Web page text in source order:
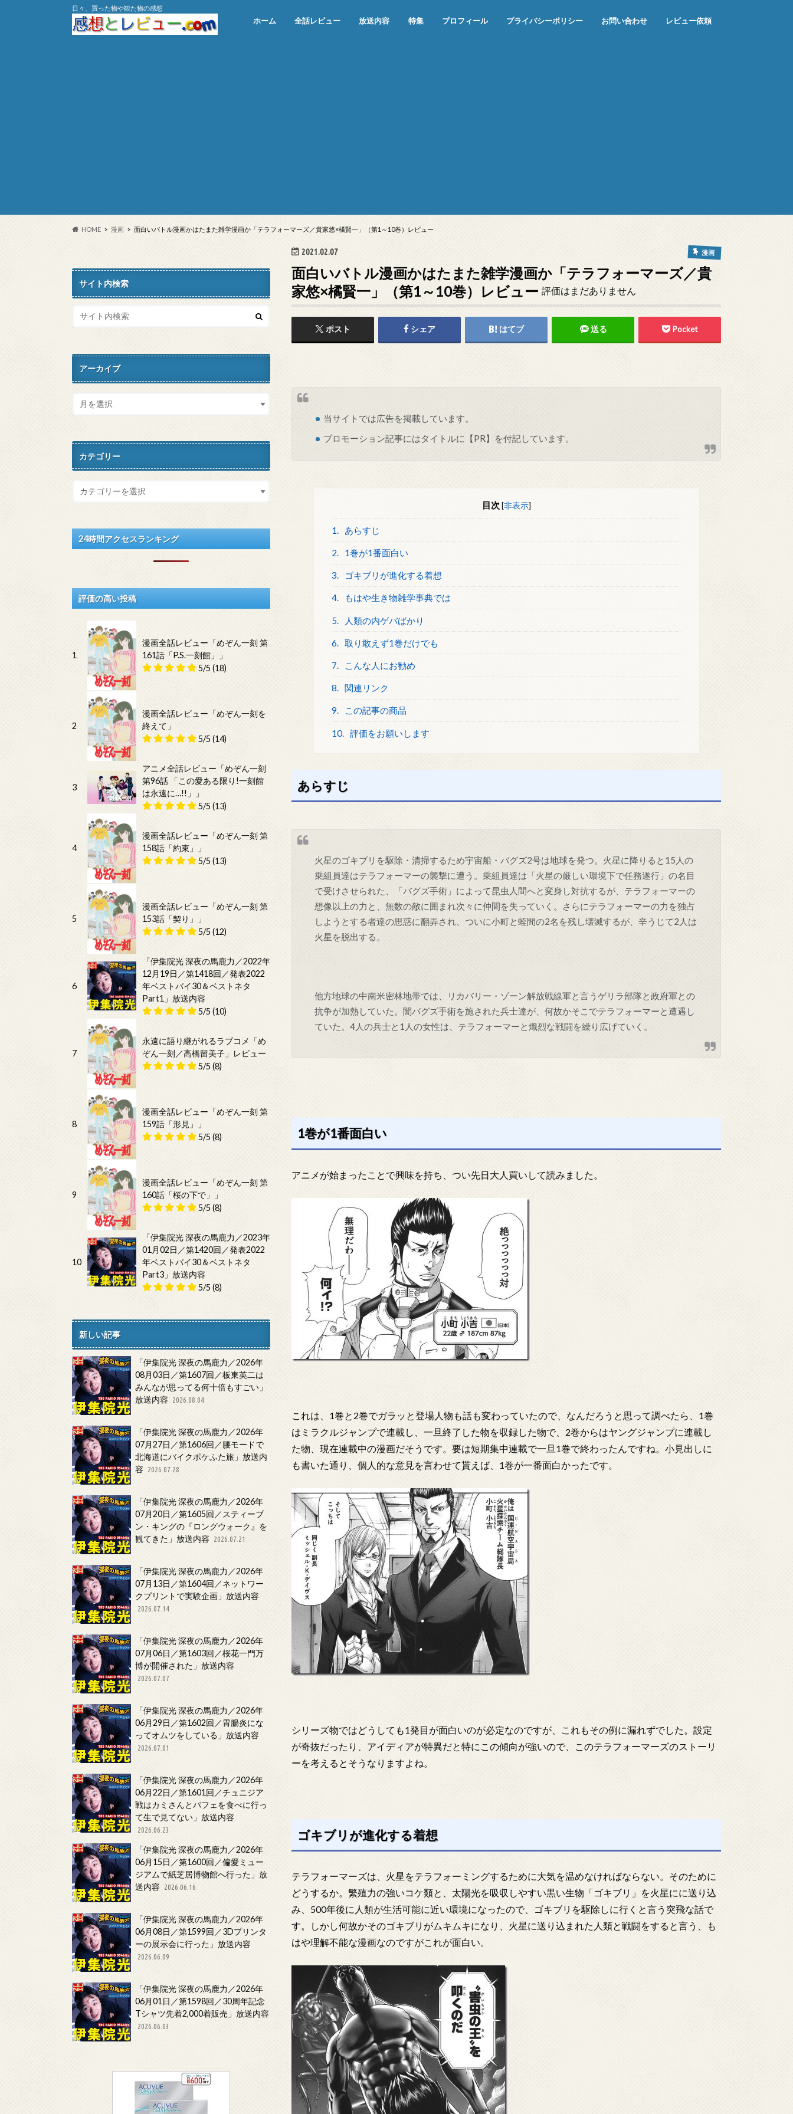
日々、買った物や観た物の感想
ホーム 全話レビュー 放送内容 特集 プロフィール プライバシーポリシー お問い合わせ レビュー依頼
HOME 漫画 面白いバトル漫画かはたまた雑学漫画か「テラフォーマーズ／貴家悠×橘賢一」（第1～10巻）レビュー
2021.02.07 漫画
面白いバトル漫画かはたまた雑学漫画か「テラフォーマーズ／貴
家悠×橘賢一」（第1～10巻）レビュー 評価はまだありません
ポスト シェア はてブ 送る Pocket
当サイトでは広告を掲載しています。
プロモーション記事にはタイトルに【PR】を付記しています。
目次 [非表示]
1. あらすじ
2. 1巻が1番面白い
3. ゴキブリが進化する着想
4. もはや生き物雑学事典では
5. 人類の内ゲバばかり
6. 取り敢えず1巻だけでも
7. こんな人にお勧め
8. 関連リンク
9. この記事の商品
10. 評価をお願いします
あらすじ
火星のゴキブリを駆除・清掃するため宇宙船・バグズ2号は地球を発つ。火星に降りると15人の
乗組員達はテラフォーマーの襲撃に遭う。乗組員達は「火星の厳しい環境下で任務遂行」の名目
で受けさせられた、「バグズ手術」によって昆虫人間へと変身し対抗するが、テラフォーマーの
想像以上の力と、無数の敵に囲まれ次々に仲間を失っていく。さらにテラフォーマーの力を独占
しようとする者達の思惑に翻弄され、ついに小町と蛭間の2名を残し壊滅するが、辛うじて2人は
火星を脱出する。
他方地球の中南米密林地帯では、リカバリー・ゾーン解放戦線軍と言うゲリラ部隊と政府軍との
抗争が加熱していた。闇バグズ手術を施された兵士達が、何故かそこでテラフォーマーと遭遇し
ていた。4人の兵士と1人の女性は、テラフォーマーと熾烈な戦闘を繰り広げていく。
1巻が1番面白い
アニメが始まったことで興味を持ち、つい先日大人買いして読みました。
これは、1巻と2巻でガラッと登場人物も話も変わっていたので、なんだろうと思って調べたら、1巻
はミラクルジャンプで連載し、一旦終了した物を収録した物で、2巻からはヤングジャンプに連載し
た物、現在連載中の漫画だそうです。要は短期集中連載で一旦1巻で終わったんですね。小見出しに
も書いた通り、個人的な意見を言わせて貰えば、1巻が一番面白かったです。
シリーズ物ではどうしても1発目が面白いのが必定なのですが、これもその例に漏れずでした。設定
が奇抜だったり、アイディアが特異だと特にこの傾向が強いので、このテラフォーマーズのストーリ
ーを考えるとそうなりますよね。
ゴキブリが進化する着想
テラフォーマーズは、火星をテラフォーミングするために大気を温めなければならない。そのために
どうするか。繁殖力の強いコケ類と、太陽光を吸収しやすい黒い生物「ゴキブリ」を火星にに送り込
み、500年後に人類が生活可能に近い環境になったので、ゴキブリを駆除しに行くと言う突飛な話で
す。しかし何故かそのゴキブリがムキムキになり、火星に送り込まれた人類と戦闘をすると言う、も
はや理解不能な漫画なのですがこれが面白い。
サイト内検索
アーカイブ
カテゴリー
24時間アクセスランキング
評価の高い投稿
1
漫画全話レビュー「めぞん一刻 第
161話「P.S.一刻館」」
5/5 (18)
2
漫画全話レビュー「めぞん一刻を
終えて」
5/5 (14)
3
アニメ全話レビュー「めぞん一刻
第96話 「この愛ある限り!一刻館
は永遠に…!!」」
5/5 (13)
4
漫画全話レビュー「めぞん一刻 第
158話「約束」」
5/5 (13)
5
漫画全話レビュー「めぞん一刻 第
153話「契り」」
5/5 (12)
6
「伊集院光 深夜の馬鹿力／2022年
12月19日／第1418回／発表2022
年ベストバイ30＆ベストネタ
Part1」放送内容
5/5 (10)
7
永遠に語り継がれるラブコメ「め
ぞん一刻／高橋留美子」レビュー
5/5 (8)
8
漫画全話レビュー「めぞん一刻 第
159話「形見」」
5/5 (8)
9
漫画全話レビュー「めぞん一刻 第
160話「桜の下で」」
5/5 (8)
10
「伊集院光 深夜の馬鹿力／2023年
01月02日／第1420回／発表2022
年ベストバイ30＆ベストネタ
Part3」放送内容
5/5 (8)
新しい記事
「伊集院光 深夜の馬鹿力／2026年
08月03日／第1607回／板東英二は
みんなが思ってる何十倍もすごい」
放送内容
2026.08.04
「伊集院光 深夜の馬鹿力／2026年
07月27日／第1606回／腰モードで
北海道にバイクポケふた旅」放送内
容
2026.07.28
「伊集院光 深夜の馬鹿力／2026年
07月20日／第1605回／スティーブ
ン・キングの『ロングウォーク』を
観てきた」放送内容
2026.07.21
「伊集院光 深夜の馬鹿力／2026年
07月13日／第1604回／ネットワー
クプリントで実験企画」放送内容
2026.07.14
「伊集院光 深夜の馬鹿力／2026年
07月06日／第1603回／桜花一門万
博が開催された」放送内容
2026.07.07
「伊集院光 深夜の馬鹿力／2026年
06月29日／第1602回／胃腸炎にな
ってオムツをしている」放送内容
2026.07.01
「伊集院光 深夜の馬鹿力／2026年
06月22日／第1601回／チュニジア
戦はカミさんとパフェを食べに行っ
て生で見てない」放送内容
2026.06.23
「伊集院光 深夜の馬鹿力／2026年
06月15日／第1600回／偏愛ミュー
ジアムで紙芝居博物館へ行った」放
送内容
2026.06.16
「伊集院光 深夜の馬鹿力／2026年
06月08日／第1599回／3Dプリンタ
ーの展示会に行った」放送内容
2026.06.09
「伊集院光 深夜の馬鹿力／2026年
06月01日／第1598回／30周年記念
Tシャツ先着2,000着販売」放送内容
2026.06.03